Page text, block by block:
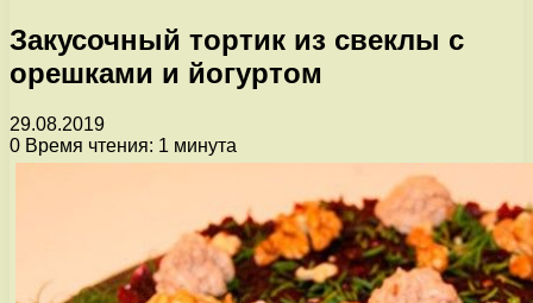
Закусочный тортик из свеклы с
орешками и йогуртом
29.08.2019
0 Время чтения: 1 минута